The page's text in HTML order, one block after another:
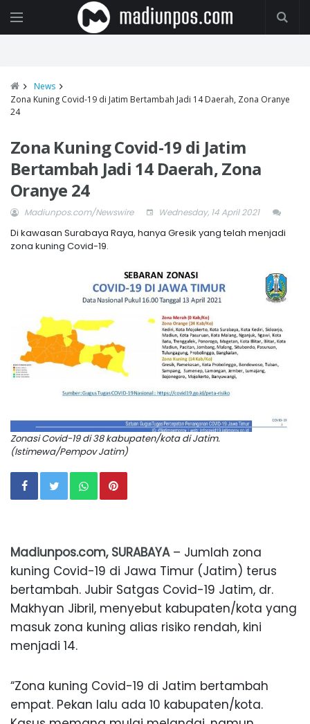
News
Zona Kuning Covid-19 di Jatim Bertambah Jadi 14 Daerah, Zona Oranye
24
Zona Kuning Covid-19 di Jatim
Bertambah Jadi 14 Daerah, Zona
Oranye 24
Madiunpos.com/Newswire Wednesday, 14 April 2021
Di kawasan Surabaya Raya, hanya Gresik yang telah menjadi
zona kuning Covid-19.
Zonasi Covid-19 di 38 kabupaten/kota di Jatim.
(Istimewa/Pempov Jatim)
Madiunpos.com, SURABAYA– Jumlah zona
kuning Covid-19 di Jawa Timur (Jatim) terus
bertambah. Jubir Satgas Covid-19 Jatim, dr.
Makhyan Jibril, menyebut kabupaten/kota yang
masuk zona kuning alias risiko rendah, kini
menjadi 14.
“Zona kuning Covid-19 di Jatim bertambah
empat. Pekan lalu ada 10 kabupaten/kota.